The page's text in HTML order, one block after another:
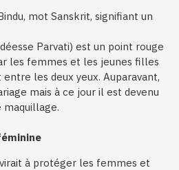
mot Sanskrit, signifiant un
Parvati) est un point rouge
les femmes et les jeunes filles
les deux yeux. Auparavant,
mais à ce jour il est devenu
à protéger les femmes et